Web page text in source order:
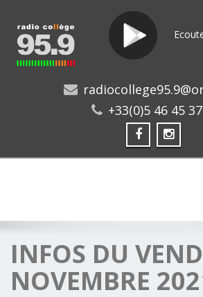
+33(0)5 46 45
INFOS DU
NOVEMBRE